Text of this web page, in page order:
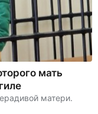
мать
матери.